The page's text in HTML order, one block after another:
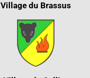
Village du Brassus